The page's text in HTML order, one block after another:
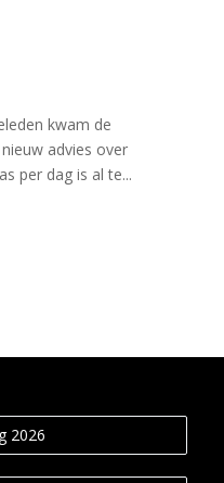
kwam de
advies over
per dag is al te...
2026